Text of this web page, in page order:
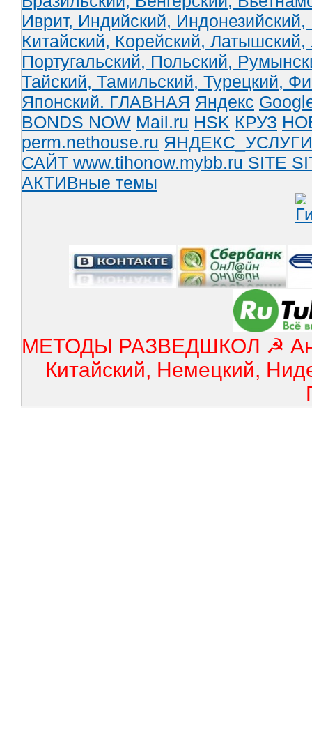
Иврит, Индийский, Индонезийский,
Китайский, Корейский, Латышский,
Португальский, Польский,
Тайский, Тамильский, Турецкий,
Японский. ГЛАВНАЯ Яндекс
BONDS NOW Mail.ru HSK КРУЗ
perm.nethouse.ru ЯНДЕКС_УСЛУГИ
САЙТ www.tihonow.mybb.ru SITE
АКТИВные темы
МЕТОДЫ РАЗВЕДШКОЛ ☭
Китайский, Немецкий,